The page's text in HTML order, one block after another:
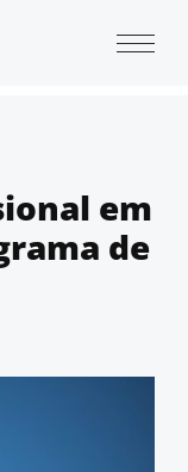
em
de